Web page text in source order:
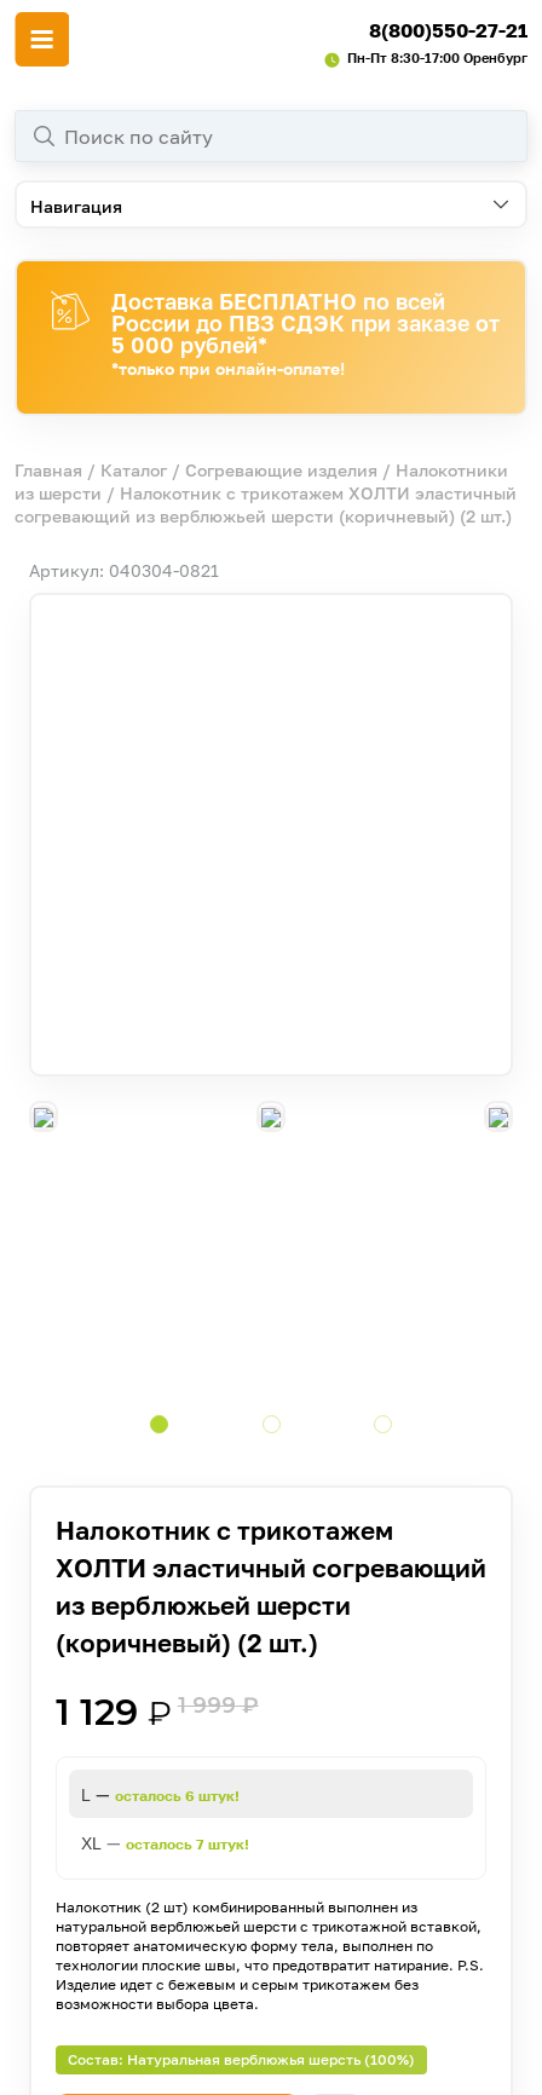
8(800)550-27-21
Пн-Пт 8:30-17:00 Оренбург
Навигация
Доставка БЕСПЛАТНО по всей
России до ПВЗ СДЭК при заказе от
5 000 рублей*
*только при онлайн-оплате!
Главная / Каталог / Согревающие изделия / Налокотники
из шерсти / Налокотник с трикотажем ХОЛТИ эластичный
согревающий из верблюжьей шерсти (коричневый) (2 шт.)
Артикул: 040304-0821
Налокотник с трикотажем
ХОЛТИ эластичный согревающий
из верблюжьей шерсти
(коричневый) (2 шт.)
1 129 ₽ 1 999₽
L — осталось 6 штук!
XL — осталось 7 штук!
Налокотник (2 шт) комбинированный выполнен из
натуральной верблюжьей шерсти с трикотажной вставкой,
повторяет анатомическую форму тела, выполнен по
технологии плоские швы, что предотвратит натирание. P.S.
Изделие идет с бежевым и серым трикотажем без
возможности выбора цвета.
Состав: Натуральная верблюжья шерсть (100%)